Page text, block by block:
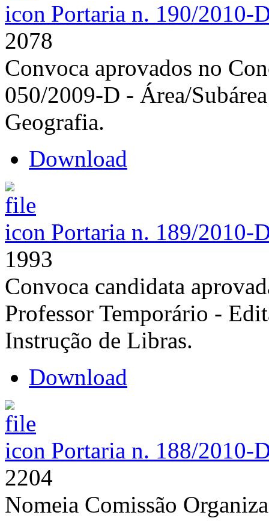
Portaria n. 190/2010-
2078
Convoca aprovados no
050/2009-D - Área/
Geografia.
Download
Portaria n. 189/2010-
1993
Convoca candidata
Professor Temporário -
Instrução de Libras.
Download
Portaria n. 188/2010-
2204
Nomeia Comissão